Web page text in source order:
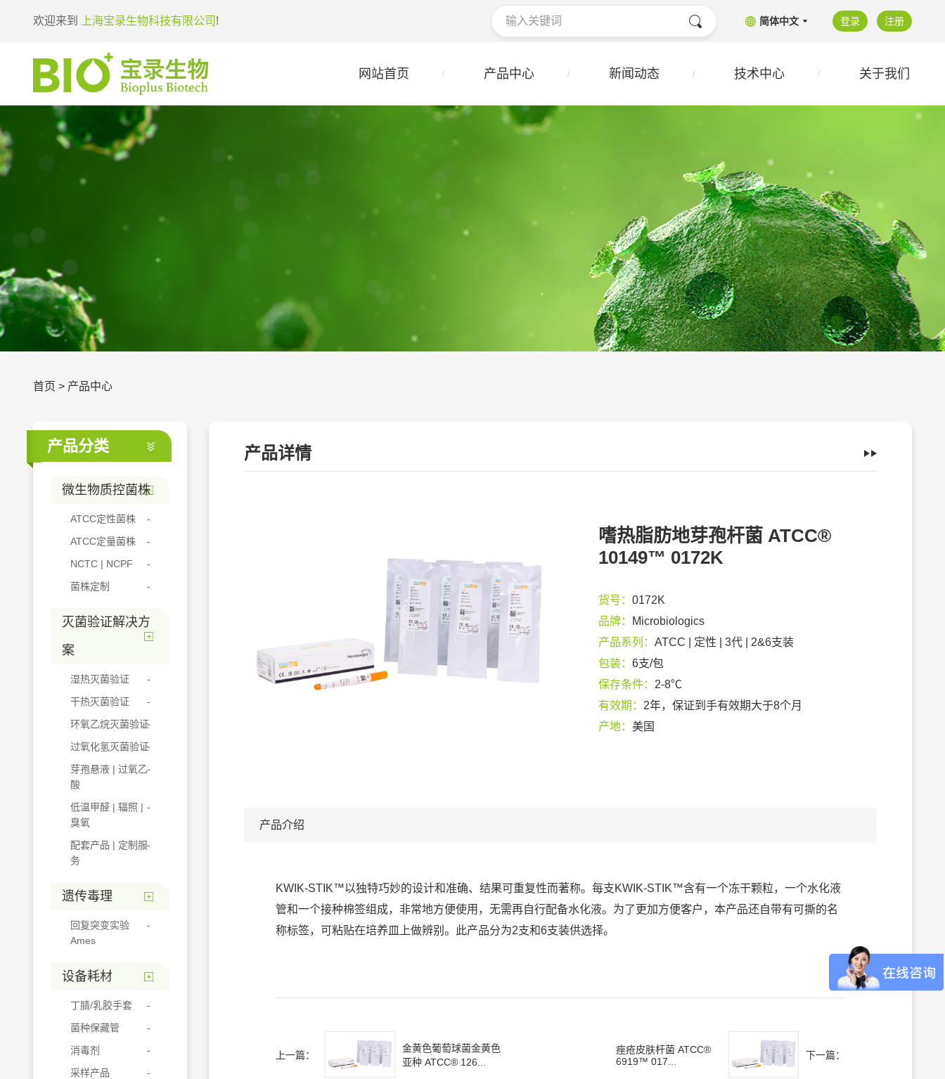
欢迎来到 上海宝录生物科技有限公司 ! 简体中文 登录 注册
网站首页 产品中心 新闻动态 技术中心 关于我们
首页 > 产品中心
产品分类
微生物质控菌株
ATCC定性菌株
ATCC定量菌株
NCTC | NCPF
菌株定制
灭菌验证解决方
案
湿热灭菌验证
干热灭菌验证
环氧乙烷灭菌验证
过氧化氢灭菌验证
芽孢悬液 | 过氧乙
酸
低温甲醛 | 辐照 |
臭氧
配套产品 | 定制服
务
遗传毒理
回复突变实验
Ames
设备耗材
丁腈/乳胶手套
菌种保藏管
消毒剂
采样产品
产品详情
嗜热脂肪地芽孢杆菌 ATCC®
10149™ 0172K
货号： 0172K
品牌：
Microbiologics
产品系列： ATCC | 定性 | 3代 | 2&6支装
包装： 6支/包
保存条件： 2-8℃
有效期： 2年，保证到手有效期大于8个月
产地： 美国
产品介绍
KWIK-STIK™以独特巧妙的设计和准确、结果可重复性而著称。每支KWIK-STIK™含有一个冻干颗粒，一个水化液
管和一个接种棉签组成，非常地方便使用，无需再自行配备水化液。为了更加方便客户，本产品还自带有可撕的名
称标签，可粘贴在培养皿上做辨别。此产品分为2支和6支装供选择。
上一篇：
金黄色葡萄球菌金黄色
亚种 ATCC® 126...
痤疮皮肤杆菌 ATCC®
6919™ 017...
下一篇：